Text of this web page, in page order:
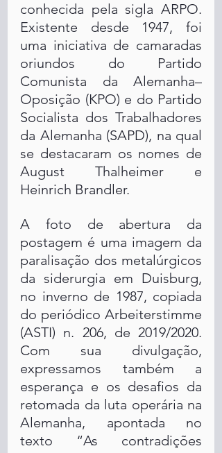
conhecida pela sigla ARPO.
Existente desde 1947, foi
uma iniciativa de camaradas
oriundos do Partido
Comunista da Alemanha–
Oposição (KPO) e do Partido
Socialista dos Trabalhadores
da Alemanha (SAPD), na qual
se destacaram os nomes de
August Thalheimer e
Heinrich Brandler.
A foto de abertura da
postagem é uma imagem da
paralisação dos metalúrgicos
da siderurgia em Duisburg,
no inverno de 1987, copiada
do periódico Arbeiterstimme
(ASTI) n. 206, de 2019/2020.
Com sua divulgação,
expressamos também a
esperança e os desafios da
retomada da luta operária na
Alemanha, apontada no
texto “As contradições